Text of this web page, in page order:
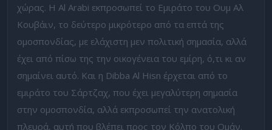
χώρας. H Al Arabi εκπροσωπεί το Εμιράτο του Ουμ Αλ
Κουβάιν, το δεύτερο μικρότερο από τα επτά της
ομοσπονδίας, με ελάχιστη μεν πολιτική σημασία, αλλά
έχει από πίσω της την οικογένεια του εμίρη, ό,τι κι αν
σημαίνει αυτό. Και η Dibba Al Hisn έρχεται από το
εμιράτο του Σάρτζαχ, που έχει μεγαλύτερη σημασία
στην ομοσπονδία, αλλά εκπροσωπεί την ανατολική
πλευρά, αυτή που βλέπει προς τον Κόλπο του Ομάν.